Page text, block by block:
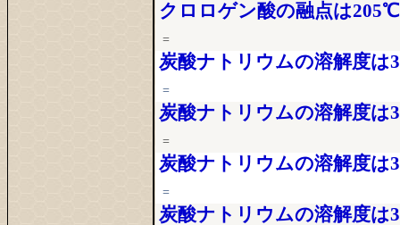
クロロゲン酸の融点は205℃
=
炭酸ナトリウムの溶解度は
=
炭酸ナトリウムの溶解度は
=
炭酸ナトリウムの溶解度は
=
炭酸ナトリウムの溶解度は